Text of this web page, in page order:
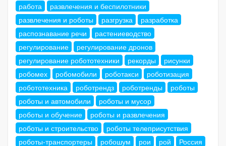
работа
развлечения и беспилотники
развлечения и роботы
разгрузка
разработка
распознавание речи
растениеводство
регулирование
регулирование дронов
регулирование робототехники
рекорды
рисунки
робомех
робомобили роботакси
роботизация
робототехника
роботрендз роботренды
роботы
роботы и автомобили
роботы и мусор
роботы и обучение
роботы и развлечения
роботы и строительство
роботы телеприсутствия
роботы-транспортеры
робошум рои рой
Россия